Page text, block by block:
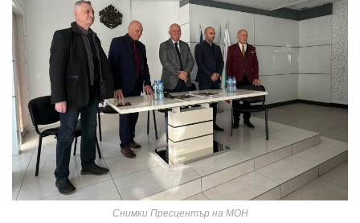
Снимки Пресцентър на МОН